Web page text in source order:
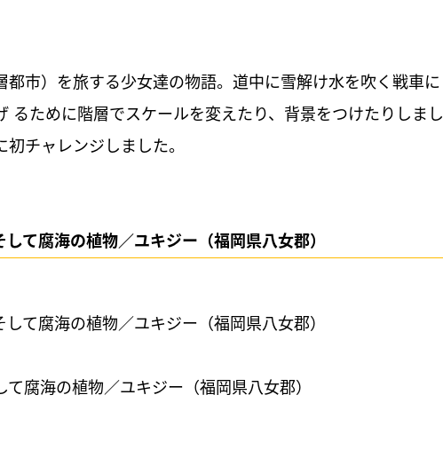
都市）を旅する少女達の物語。道中に雪解け水を吹く戦車に
るために階層でスケールを変えたり、背景をつけたりしまし
チャレンジしました。
て腐海の植物／ユキジー（福岡県八女郡）
腐海の植物／ユキジー（福岡県八女郡）